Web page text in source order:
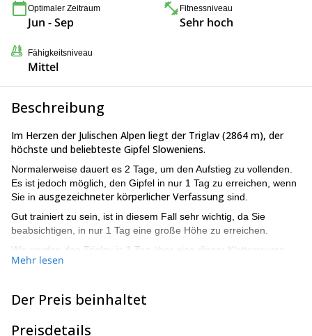
Optimaler Zeitraum
Jun - Sep
Fitnessniveau
Sehr hoch
Fähigkeitsniveau
Mittel
Beschreibung
Im Herzen der Julischen Alpen liegt der Triglav (2864 m), der
höchste und beliebteste Gipfel Sloweniens.
Normalerweise dauert es 2 Tage, um den Aufstieg zu vollenden.
Es ist jedoch möglich, den Gipfel in nur 1 Tag zu erreichen, wenn
Sie in ausgezeichneter körperlicher Verfassung sind.
Gut trainiert zu sein, ist in diesem Fall sehr wichtig, da Sie
beabsichtigen, in nur 1 Tag eine große Höhe zu erreichen.
Wir werden den Triglav in 1 Tag über eine dieser Kletterrouten
besteigen:
Vrata-Tal-Kletterroute.
In beiden Fällen wird der Aufstieg etwa 12 Stunden dauern**.**
Mehr lesen
Der Preis beinhaltet
Preisdetails